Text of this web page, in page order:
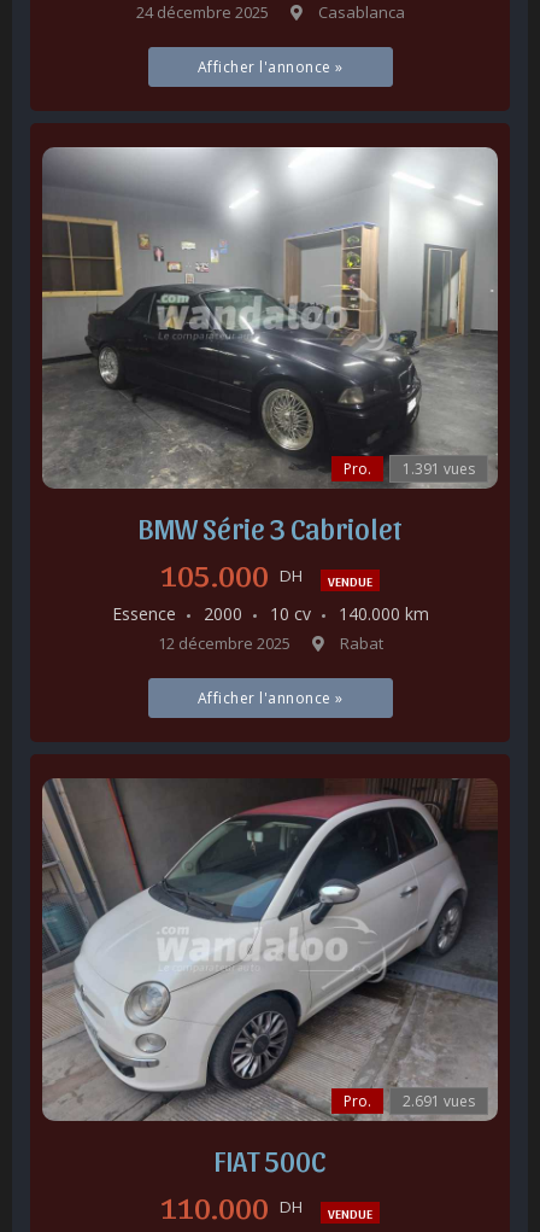
24 décembre 2025 Casablanca
Afficher l'annonce »
Pro. 1.391 vues
BMW Série 3 Cabriolet
105.000 DH VENDUE
Essence 2000 10 cv 140.000 km
12 décembre 2025 Rabat
Afficher l'annonce »
Pro. 2.691 vues
FIAT 500C
110.000 DH VENDUE